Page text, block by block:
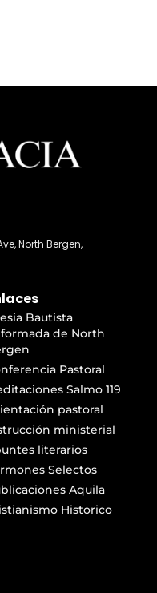
North Bergen,
Bautista
de North
Pastoral
Salmo 119
pastoral
ministerial
literarios
Selectos
Aquila
Historico